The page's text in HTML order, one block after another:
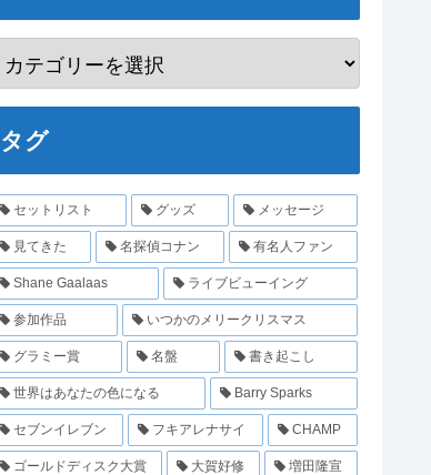
タグ
セットリスト グッズ メッセージ
見てきた 名探偵コナン 有名人ファン
Shane Gaalaas ライブビューイング
参加作品 いつかのメリークリスマス
グラミー賞 名盤 書き起こし
世界はあなたの色になる Barry Sparks
セブンイレブン フキアレナサイ CHAMP
ゴールドディスク大賞 大賀好修 増田隆宣